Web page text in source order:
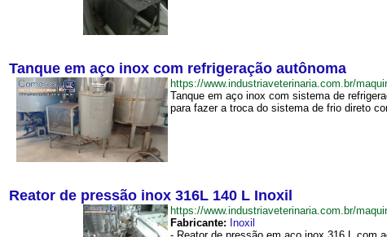
Tanque em aço inox com refrigeração autônoma
https://www.industriaveterinaria.com.br/
Tanque em aço inox com sistema de
para fazer a troca do sistema de frio direto
Reator de pressão inox 316L 140 L Inoxil
https://www.industriaveterinaria.com.br/
Fabricante: Inoxil